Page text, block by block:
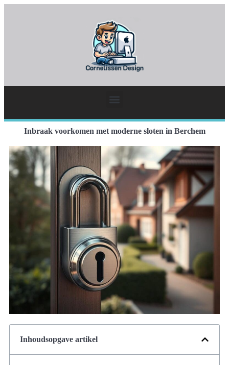
Inbraak voorkomen met moderne sloten in Berchem
Inhoudsopgave artikel